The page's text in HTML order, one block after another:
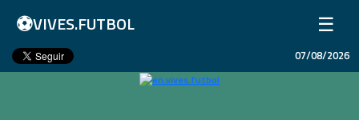
⚽VIVES.FUTBOL ☰
Home
07/08/2026